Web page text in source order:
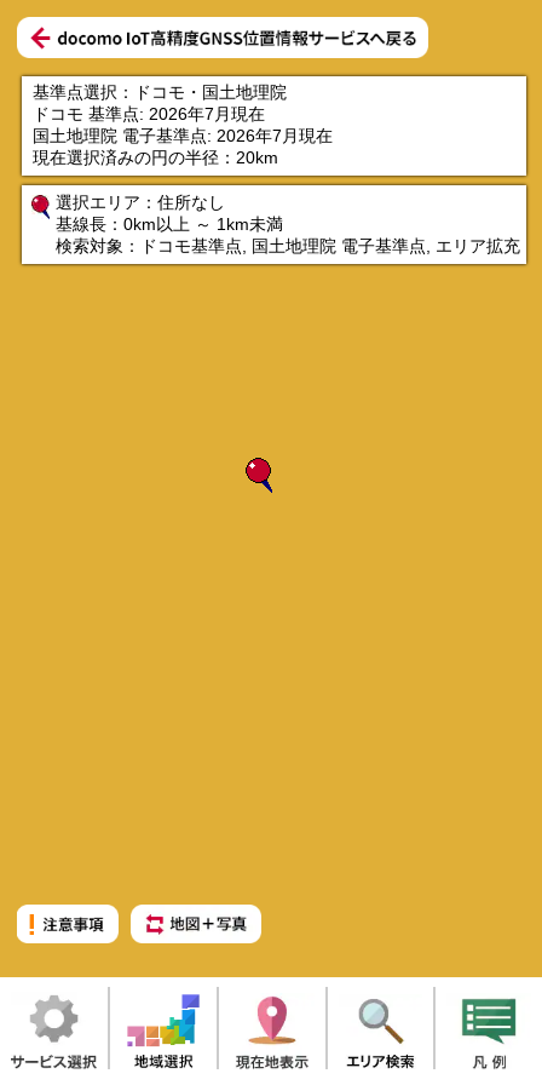
基準点選択：ドコモ・国土地理院
ドコモ 基準点: 2026年7月現在
国土地理院 電子基準点: 2026年7月現在
現在選択済みの円の半径： 20km
選択エリア： 住所なし
基線長： 0km以上 ～ 1km未満
検索対象：
ドコモ基準点, 国土地理院 電子基準点, エリア拡充